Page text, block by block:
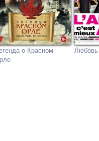
о Красном
Любовь